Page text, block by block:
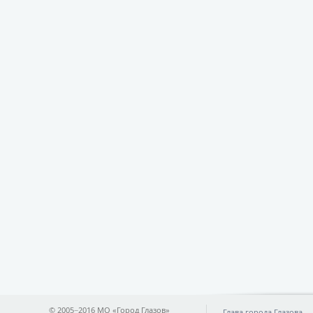
© 2005−2016 МО «Город Глазов»